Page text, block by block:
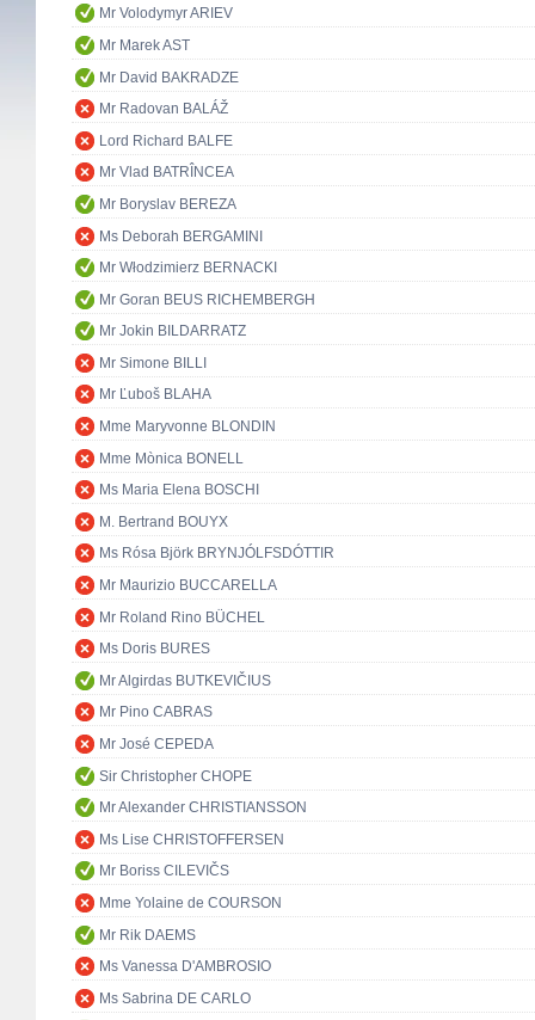
Mr Volodymyr ARIEV
Mr Marek AST
Mr David BAKRADZE
Mr Radovan BALÁŽ
Lord Richard BALFE
Mr Vlad BATRÎNCEA
Mr Boryslav BEREZA
Ms Deborah BERGAMINI
Mr Włodzimierz BERNACKI
Mr Goran BEUS RICHEMBERGH
Mr Jokin BILDARRATZ
Mr Simone BILLI
Mr Ľuboš BLAHA
Mme Maryvonne BLONDIN
Mme Mònica BONELL
Ms Maria Elena BOSCHI
M. Bertrand BOUYX
Ms Rósa Björk BRYNJÓLFSDÓTTIR
Mr Maurizio BUCCARELLA
Mr Roland Rino BÜCHEL
Ms Doris BURES
Mr Algirdas BUTKEVIČIUS
Mr Pino CABRAS
Mr José CEPEDA
Sir Christopher CHOPE
Mr Alexander CHRISTIANSSON
Ms Lise CHRISTOFFERSEN
Mr Boriss CILEVIČS
Mme Yolaine de COURSON
Mr Rik DAEMS
Ms Vanessa D'AMBROSIO
Ms Sabrina DE CARLO